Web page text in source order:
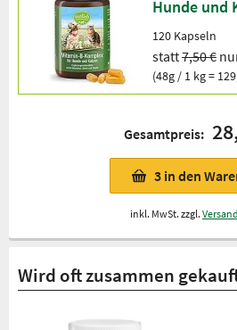
Hunde und
120 Kapseln
statt7,50 €
(48g / 1 kg =
Gesamtpreis:
3 in den
inkl. MwSt. zzgl.
Wird oft zusammen